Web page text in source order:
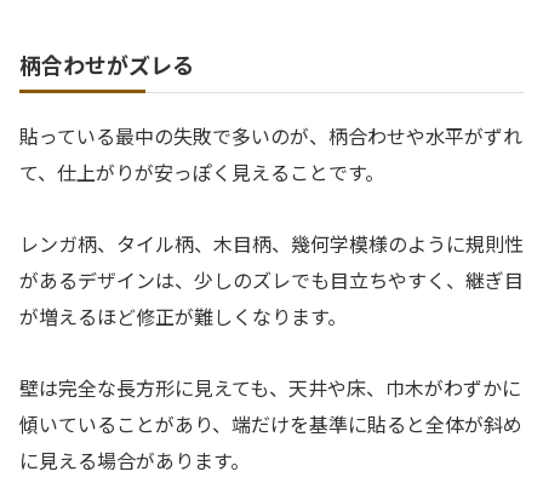
柄合わせがズレる
貼っている最中の失敗で多いのが、柄合わせや水平がずれ
て、仕上がりが安っぽく見えることです。
レンガ柄、タイル柄、木目柄、幾何学模様のように規則性
があるデザインは、少しのズレでも目立ちやすく、継ぎ目
が増えるほど修正が難しくなります。
壁は完全な長方形に見えても、天井や床、巾木がわずかに
傾いていることがあり、端だけを基準に貼ると全体が斜め
に見える場合があります。